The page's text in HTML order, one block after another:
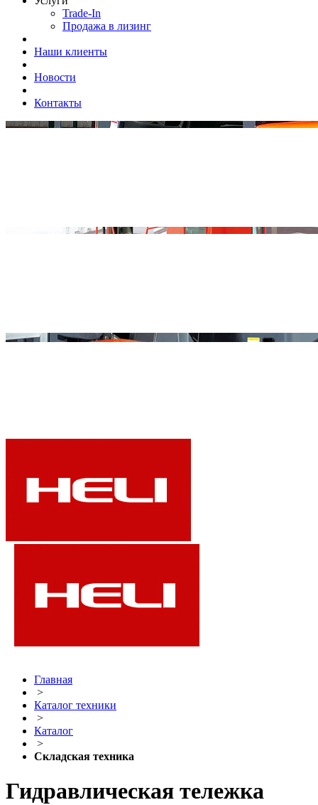
Trade-In
Продажа в лизинг
Наши клиенты
Новости
Контакты
Главная
>
Каталог техники
>
Каталог
>
Складская техника
Гидравлическая тележка